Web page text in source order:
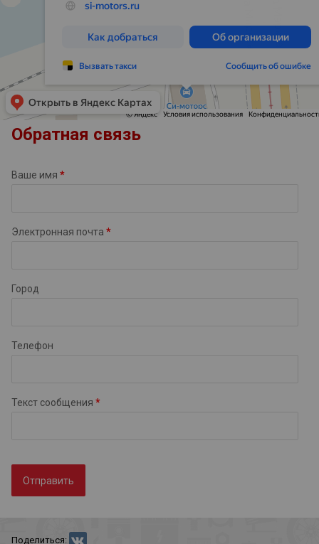
Обратная связь
Ваше имя *
Электронная почта *
Город
Телефон
Текст сообщения *
Отправить
Поделиться: